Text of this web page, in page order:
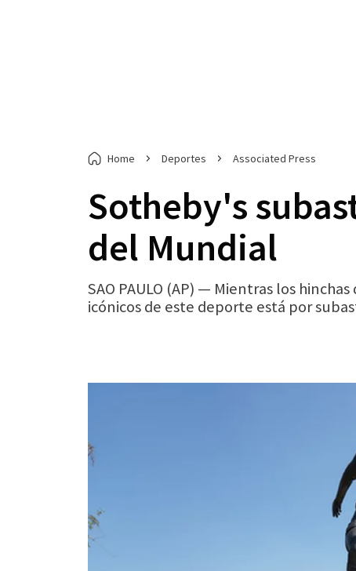
Home Deportes Associated Press
Sotheby's
del Mundial
SAO PAULO (AP) — Mientras los
icónicos de este deporte está por